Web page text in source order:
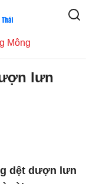
Mông
lưn
dệt dượn lưn